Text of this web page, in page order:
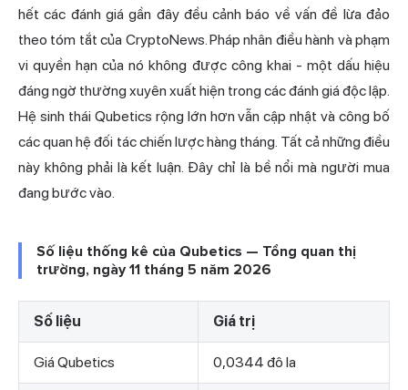
hết các đánh giá gần đây đều cảnh báo về vấn đề lừa đảo
theo tóm tắt của CryptoNews. Pháp nhân điều hành và phạm
vi quyền hạn của nó không được công khai - một dấu hiệu
đáng ngờ thường xuyên xuất hiện trong các đánh giá độc lập.
Hệ sinh thái Qubetics rộng lớn hơn vẫn cập nhật và công bố
các quan hệ đối tác chiến lược hàng tháng. Tất cả những điều
này không phải là kết luận. Đây chỉ là bề nổi mà người mua
đang bước vào.
Số liệu thống kê của Qubetics — Tổng quan thị
trường, ngày 11 tháng 5 năm 2026
Số liệu Giá trị
Giá Qubetics 0,0344 đô la